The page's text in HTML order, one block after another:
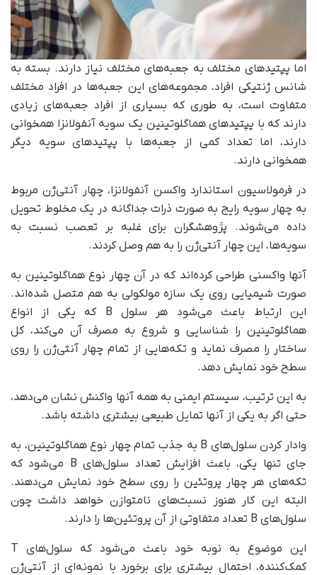
اما پپتیدهای مختلف به جعبه‌های مختلف نیاز دارند. بسته به
شانس ژنتیکی افراد، مجموعه‌های این جعبه‌ها در افراد مختلف
متفاوت است، به طوری که بسیاری از افراد جعبه‌های زیادی
دارند که با پپتیدهای هماگلوتینین یک سویه آنفولانزا همخوانی
دارند، اما تعداد کمی از جعبه‌ها با پپتیدهای سویه دیگر
همخوانی دارند.
در فرمولاسیون استاندارد واکسن آنفولانزا، چهار آنتی‌ژن مربوط
به چهار سویه رایج به صورت ذرات جداگانه در یک مخلوط تحویل
داده می‌شوند. پژوهشگران برای غلبه بر تعصب نسبت به
سویه‌ها، این چهار آنتی‌ژن را به هم وصل کردند.
آنها واکسنی طراحی کرده‌اند که در آن چهار نوع هماگلوتینین به
صورت شیمیایی روی یک سازه مولکولی به هم متصل شده‌اند.
این ارتباط باعث می‌شود هر سلول B که یکی از انواع
هماگلوتینین را شناسایی و شروع به مصرف آن می‌کند، کل
ساختار را مصرف نماید و تکه‌هایی از تمام چهار آنتی‌ژن را روی
سطح خود نمایش دهد.
به این ترتیب، سیستم ایمنی به همه آنها واکنش نشان می‌دهد،
حتی اگر به یکی از آنها تمایل طبیعی بیشتری داشته باشد.
وادار کردن سلول‌های B به جذب تمام چهار نوع هماگلوتینین، به
جای تنها یکی، باعث افزایش تعداد سلول‌های B می‌شود که
تکه‌های هر چهار پروتئین را روی سطح خود نمایش می‌دهند.
البته این کار هنوز نسبت‌های نامتوازن خواهد داشت چون
سلول‌های B تعداد متفاوتی از آن پروتئین‌ها را دارند.
این موضوع به نوبه خود باعث می‌شود که سلول‌های T
کمک‌کننده، احتمال بیشتری برای برخورد با نمونه‌ای از آنتی‌ژن